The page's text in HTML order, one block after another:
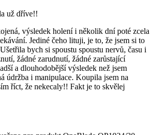
už dříve!!
výsledek holení i několik dní poté zcela
Jediné čeho lituji, je to, že jsem si to
bych si spoustu spoustu nervů, času i
žádné zarudnutí, žádné zarůstající
a dlouhodobější výsledek než jsem
údržba i manipulace. Koupila jsem na
říct, že nekecaly!! Fakt je to skvělej